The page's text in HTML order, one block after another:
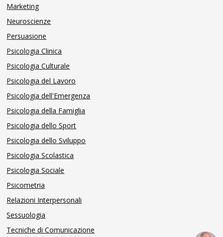
Marketing
Neuroscienze
Persuasione
Psicologia Clinica
Psicologia Culturale
Psicologia del Lavoro
Psicologia dell'Emergenza
Psicologia della Famiglia
Psicologia dello Sport
Psicologia dello Sviluppo
Psicologia Scolastica
Psicologia Sociale
Psicometria
Relazioni Interpersonali
Sessuologia
Tecniche di Comunicazione